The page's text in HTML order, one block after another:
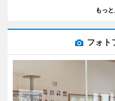
もっ
フォト